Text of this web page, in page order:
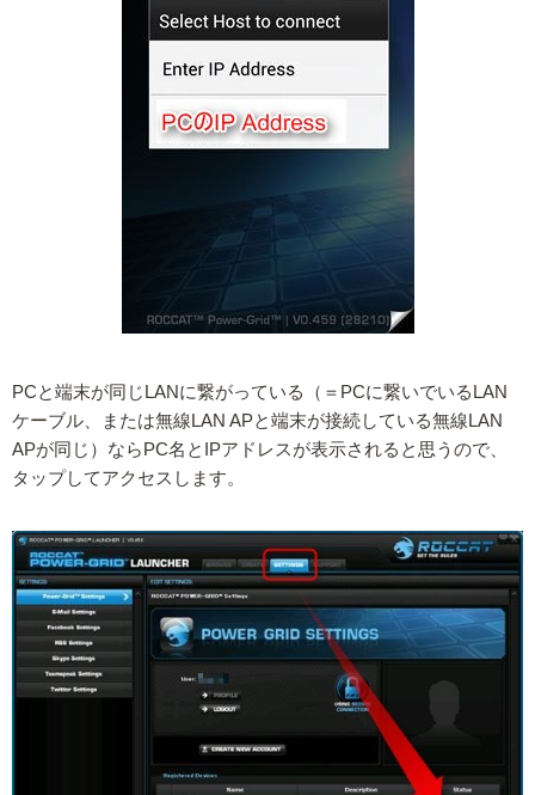
PCと端末が同じLANに繋がっている（＝PCに繋いでいるLAN
ケーブル、または無線LAN APと端末が接続している無線LAN
APが同じ）ならPC名とIPアドレスが表示されると思うので、
タップしてアクセスします。